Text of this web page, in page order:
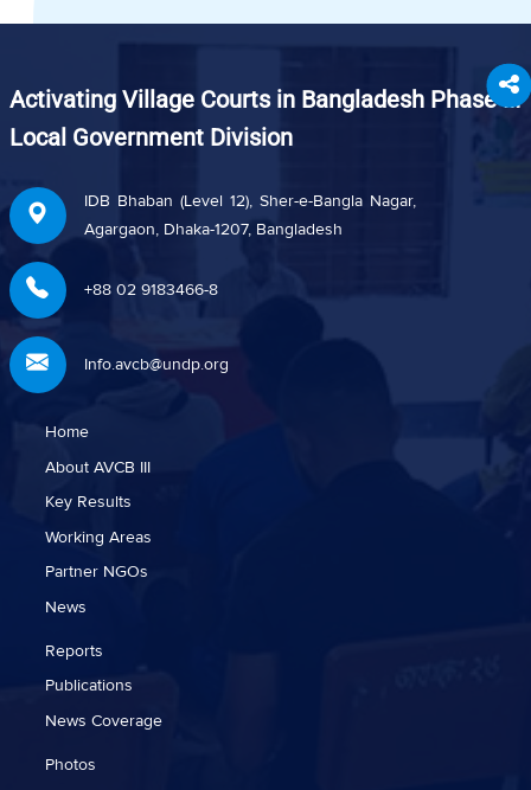
Activating Village Courts in Bangladesh Phase III
Local Government Division
IDB Bhaban (Level 12), Sher-e-Bangla Nagar,
Agargaon, Dhaka-1207, Bangladesh
+88 02 9183466-8
Info.avcb@undp.org
Home
About AVCB III
Key Results
Working Areas
Partner NGOs
News
Reports
Publications
News Coverage
Photos